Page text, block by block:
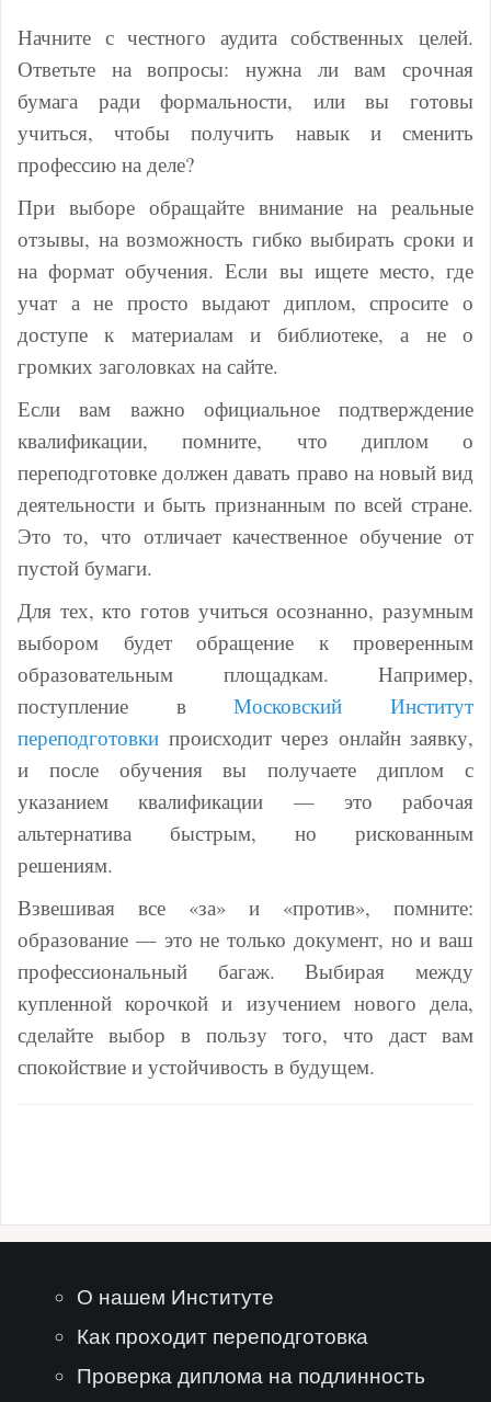
Начните с честного аудита собственных целей.
Ответьте на вопросы: нужна ли вам срочная
бумага ради формальности, или вы готовы
учиться, чтобы получить навык и сменить
профессию на деле?
При выборе обращайте внимание на реальные
отзывы, на возможность гибко выбирать сроки и
на формат обучения. Если вы ищете место, где
учат а не просто выдают диплом, спросите о
доступе к материалам и библиотеке, а не о
громких заголовках на сайте.
Если вам важно официальное подтверждение
квалификации, помните, что диплом о
переподготовке должен давать право на новый вид
деятельности и быть признанным по всей стране.
Это то, что отличает качественное обучение от
пустой бумаги.
Для тех, кто готов учиться осознанно, разумным
выбором будет обращение к проверенным
образовательным площадкам. Например,
поступление вМосковский Институт
переподготовки происходит через онлайн заявку,
и после обучения вы получаете диплом с
указанием квалификации — это рабочая
альтернатива быстрым, но рискованным
решениям.
Взвешивая все «за» и «против», помните:
образование — это не только документ, но и ваш
профессиональный багаж. Выбирая между
купленной корочкой и изучением нового дела,
сделайте выбор в пользу того, что даст вам
спокойствие и устойчивость в будущем.
О нашем Институте
Как проходит переподготовка
Проверка диплома на подлинность